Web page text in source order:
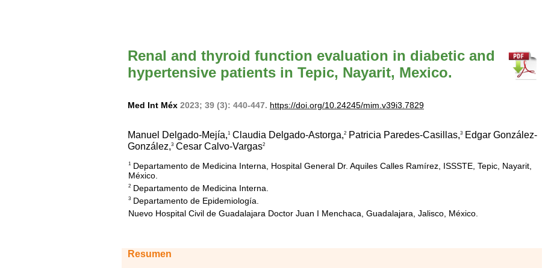
Renal and thyroid function evaluation in diabetic and
hypertensive patients in Tepic, Nayarit, Mexico.
Med Int Méx 2023; 39 (3): 440-447. https://doi.org/10.24245/mim.v39i3.7829
Manuel Delgado-Mejía,1 Claudia Delgado-Astorga,2 Patricia Paredes-Casillas,3
Edgar González-
González,3 Cesar Calvo-Vargas2
1 Departamento de Medicina Interna, Hospital General Dr. Aquiles Calles Ramírez, ISSSTE, Tepic, Nayarit,
México.
2 Departamento de Medicina Interna.
3 Departamento de Epidemiología.
Nuevo Hospital Civil de Guadalajara Doctor Juan I Menchaca, Guadalajara, Jalisco, México.
Resumen